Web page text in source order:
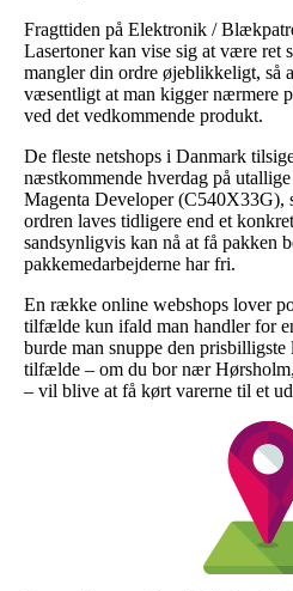
Fragttiden på Elektronik /
Lasertoner kan vise sig at være ret
mangler din ordre øjeblikkeligt, så
væsentligt at man kigger nærmere
ved det vedkommende produkt.
De fleste netshops i Danmark
næstkommende hverdag på
Magenta Developer (C540X33G),
ordren laves tidligere end et
sandsynligvis kan nå at få pakken
pakkemedarbejderne har fri.
En række online webshops lover
tilfælde kun ifald man handler for
burde man snuppe den
tilfælde – om du bor nær
– vil blive at få kørt varerne til et